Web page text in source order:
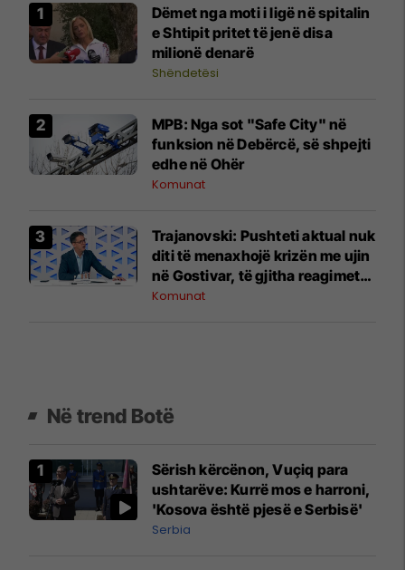
Dëmet nga moti i ligë në spitalin
e Shtipit pritet të jenë disa
milionë denarë
Shëndetësi
MPB: Nga sot "Safe City" në
funksion në Debërcë, së shpejti
edhe në Ohër
Komunat
Trajanovski: Pushteti aktual nuk
diti të menaxhojë krizën me ujin
në Gostivar, të gjitha reagimet
ishin të vonuara
Komunat
Në trend Botë
Sërish kërcënon, Vuçiq para
ushtarëve: Kurrë mos e harroni,
'Kosova është pjesë e Serbisë'
Serbia